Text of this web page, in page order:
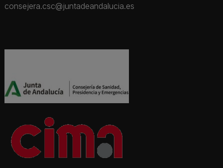
consejera.csc@juntadeandalucia.es